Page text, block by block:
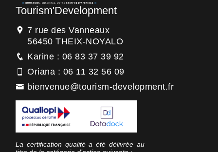
Tourism'Development
7 rue des Vanneaux
56450 THEIX-NOYALO
Karine : 06 83 37 39 92
Oriana : 06 11 32 56 09
bienvenue@tourism-development.fr
La certification qualité a été délivrée au